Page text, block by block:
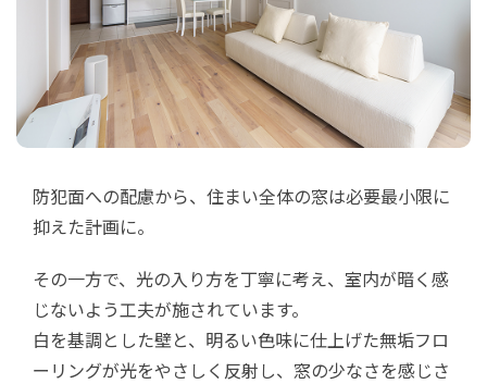
防犯面への配慮から、住まい全体の窓は必要最小限に
抑えた計画に。
その一方で、光の入り方を丁寧に考え、室内が暗く感
じないよう工夫が施されています。
白を基調とした壁と、明るい色味に仕上げた無垢フロ
ーリングが光をやさしく反射し、窓の少なさを感じさ